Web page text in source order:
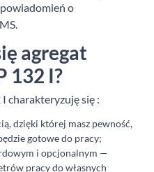
o
agregat
132 I?
charakteryzuję się :
dzięki której masz pewność,
gotowe do pracy;
i opcjonalnym —
pracy do własnych